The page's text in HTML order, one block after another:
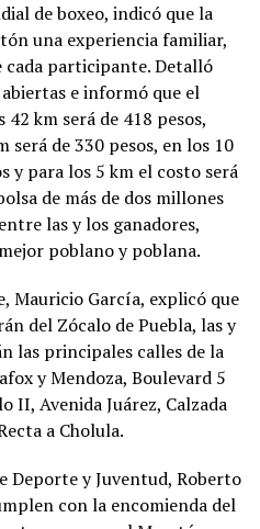
de boxeo, indicó que la
una experiencia familiar,
participante. Detalló
e informó que el
km será de 418 pesos,
será de 330 pesos, en los 10
y para los 5 km el costo será
de más de dos millones
las y los ganadores,
poblano y poblana.
Mauricio García, explicó que
del Zócalo de Puebla, las y
las principales calles de la
y Mendoza, Boulevard 5
II, Avenida Juárez, Calzada
a Cholula.
Deporte y Juventud, Roberto
con la encomienda del